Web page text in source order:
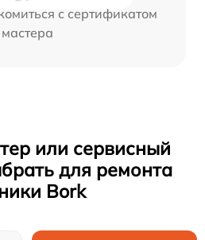
с сертификатом
мастера
или сервисный
для ремонта
Bork